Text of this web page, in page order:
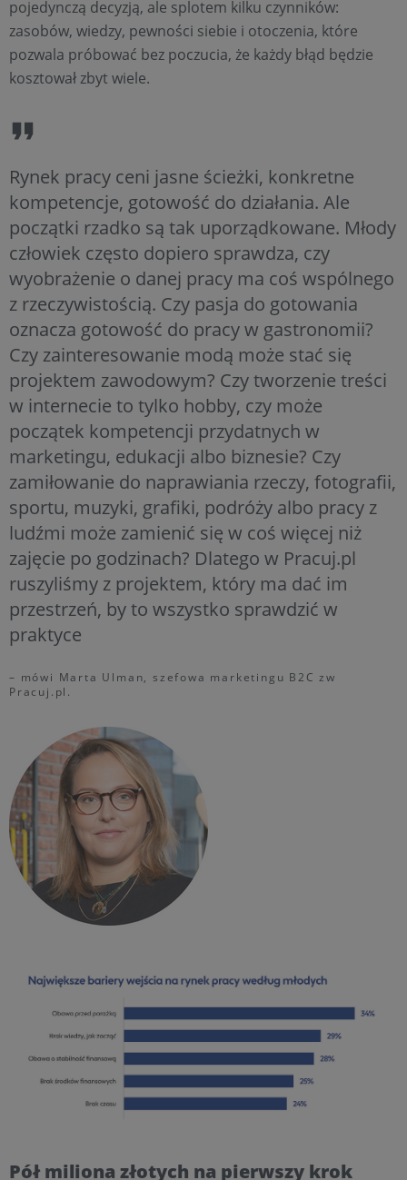
pojedynczą decyzją, ale splotem kilku czynników:
zasobów, wiedzy, pewności siebie i otoczenia, które
pozwala próbować bez poczucia, że każdy błąd będzie
kosztował zbyt wiele.
Rynek pracy ceni jasne ścieżki, konkretne
kompetencje, gotowość do działania. Ale
początki rzadko są tak uporządkowane. Młody
człowiek często dopiero sprawdza, czy
wyobrażenie o danej pracy ma coś wspólnego
z rzeczywistością. Czy pasja do gotowania
oznacza gotowość do pracy w gastronomii?
Czy zainteresowanie modą może stać się
projektem zawodowym? Czy tworzenie treści
w internecie to tylko hobby, czy może
początek kompetencji przydatnych w
marketingu, edukacji albo biznesie? Czy
zamiłowanie do naprawiania rzeczy, fotografii,
sportu, muzyki, grafiki, podróży albo pracy z
ludźmi może zamienić się w coś więcej niż
zajęcie po godzinach? Dlatego w Pracuj.pl
ruszyliśmy z projektem, który ma dać im
przestrzeń, by to wszystko sprawdzić w
praktyce
– mówi Marta Ulman, szefowa marketingu B2C zw
Pracuj.pl.
Pół miliona złotych na pierwszy krok